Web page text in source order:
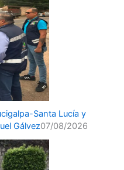
Santa Lucía y
Gálvez07/08/2026